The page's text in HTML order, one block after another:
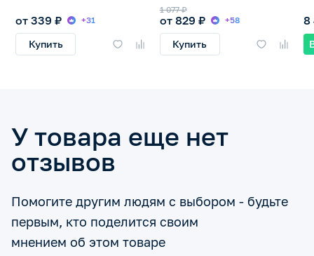
от 339 ₽ +31
Купить
от 829 ₽
1 077 ₽
+58
Купить
8
У товара еще нет
отзывов
Помогите другим людям с выбором - будьте
первым, кто поделится своим
мнением об этом товаре